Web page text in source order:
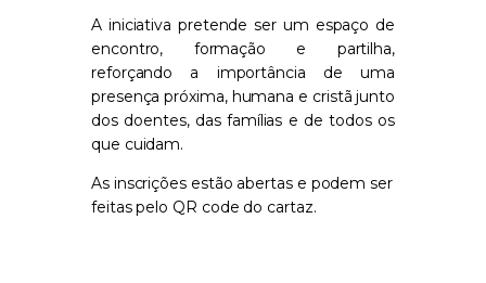
A iniciativa pretende ser um espaço de
encontro, formação e partilha,
reforçando a importância de uma
presença próxima, humana e cristã junto
dos doentes, das famílias e de todos os
que cuidam.
As inscrições estão abertas e podem ser
feitas pelo QR code do cartaz.